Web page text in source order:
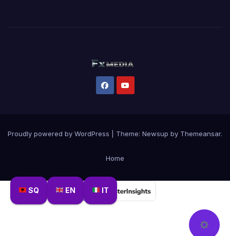
SQ EN IT
Proudly powered by WordPress Theme: Newsup by Themeansar.
Home